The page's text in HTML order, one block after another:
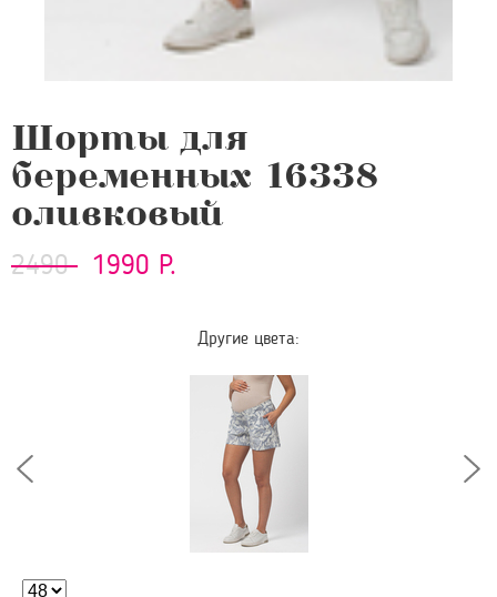
Шорты для
беременных 16338
оливковый
2490 1990 Р.
Другие цвета: